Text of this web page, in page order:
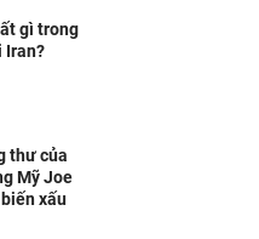
gì trong
Iran?
thư của
Mỹ Joe
xấu